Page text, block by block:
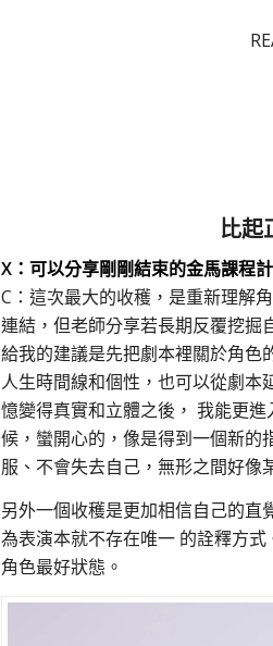
比起
X：可以分享剛剛結束的金馬課程
C：這次最大的收穫，是重新理解
連結，但老師分享若長期反覆挖掘
給我的建議是先把劇本裡關於角色
人生時間線和個性，也可以從劇本
憶變得真實和立體之後， 我能更
候，蠻開心的，像是得到一個新的
服、不會失去自己，無形之間好像
另外一個收穫是更加相信自己的
為表演本就不存在唯一 的詮釋方
角色最好狀態。